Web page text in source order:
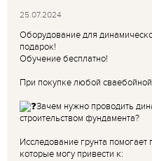
25.07.2024
Оборудование для
подарок!
Обучение бесплатно!
При покупке любой сваебойной
Зачем нужно проводить
строительством фундамента?
Исследование грунта
которые могу привести к: